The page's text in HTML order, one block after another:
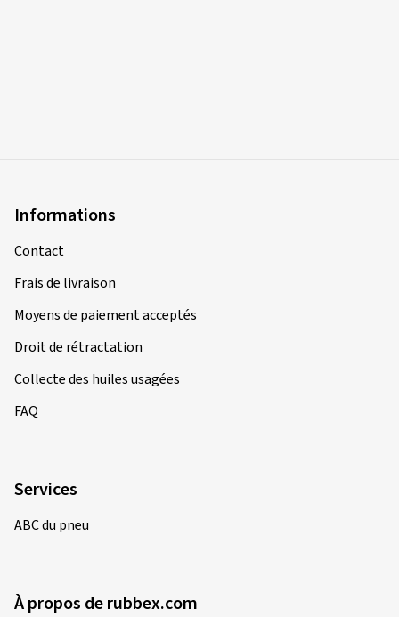
Informations
Contact
Frais de livraison
Moyens de paiement acceptés
Droit de rétractation
Collecte des huiles usagées
FAQ
Services
ABC du pneu
À propos de rubbex.com